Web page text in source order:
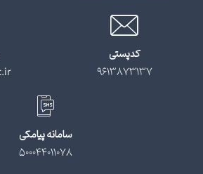
کدپستی
9613873137
سامانه پیامکی
500044011078